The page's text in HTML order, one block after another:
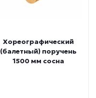
Хореографический
(балетный) поручень
1500 мм сосна